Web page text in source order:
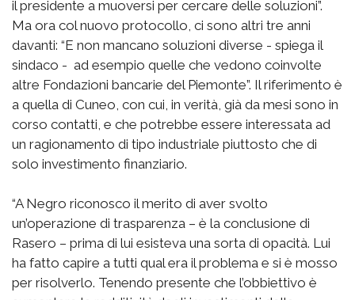
il presidente a muoversi per cercare delle soluzioni”.
Ma ora col nuovo protocollo, ci sono altri tre anni
davanti: “E non mancano soluzioni diverse - spiega il
sindaco - ad esempio quelle che vedono coinvolte
altre Fondazioni bancarie del Piemonte”. Il riferimento è
a quella di Cuneo, con cui, in verità, già da mesi sono in
corso contatti, e che potrebbe essere interessata ad
un ragionamento di tipo industriale piuttosto che di
solo investimento finanziario.
“A Negro riconosco il merito di aver svolto
un’operazione di trasparenza – è la conclusione di
Rasero – prima di lui esisteva una sorta di opacità. Lui
ha fatto capire a tutti qual era il problema e si è mosso
per risolverlo. Tenendo presente che l’obbiettivo è